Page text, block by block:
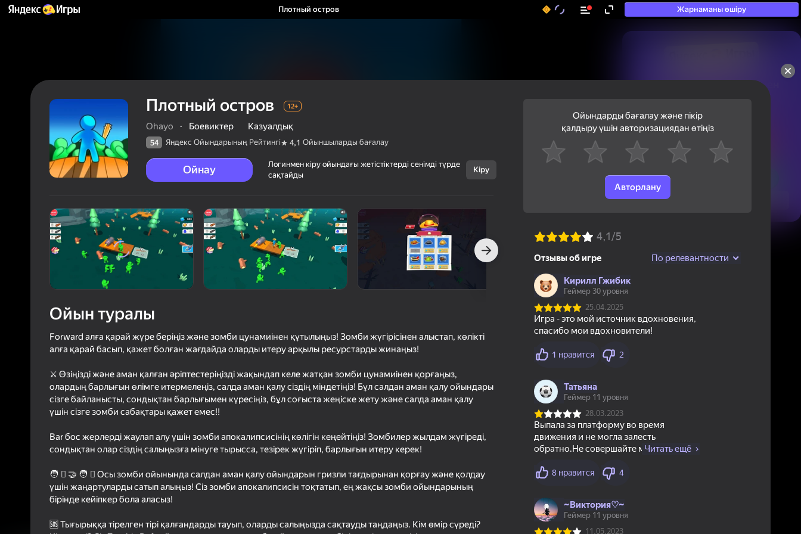
Плотный остров Жарнаманы өшіру
50+ топ ойындар, олармен
Ohayo
Боевиктер
Казуалдық
Яндекс Ойындарының Рейтингі
Ойыншыларды бағалау
Ойнау
Плотный остров 12+
Ohayo · Боевиктер Казуалдық
54 Яндекс Ойындарының Рейтингі 4,1 Ойыншыларды бағалау
Ойнау
Логинмен кіру ойындағы жетістіктерді сенімді түрде
сақтайды
Кіру
Ойын туралы
Forward алға қарай жүре беріңіз және зомби цунамиінен құтылыңыз! Зомби жүгірісінен алыстап, көлікті
алға қарай басып, қажет болған жағдайда оларды итеру арқылы ресурстарды жинаңыз!
⚔️ Өзіңізді және аман қалған әріптестеріңізді жақындап келе жатқан зомби цунамиінен қорғаңыз,
олардың барлығын өлімге итермелеңіз, салда аман қалу сіздің міндетіңіз! Бұл салдан аман қалу ойындары
сізге байланысты, сондықтан барлығымен күресіңіз, бұл соғыста жеңіске жету және салда аман қалу
үшін сізге зомби сабақтары қажет емес!!
Bar️ бос жерлерді жаулап алу үшін зомби апокалипсисінің көлігін кеңейтіңіз! Зомбилер жылдам жүгіреді,
сондықтан олар сіздің салыңызға мінуге тырысса, тезірек жүгіріп, барлығын итеру керек!
🧑 🏻 🤝 🧑 🏻 Осы зомби ойынында салдан аман қалу ойындарын гризли тағдырынан қорғау және қолдау
үшін жаңартуларды сатып алыңыз! Сіз зомби апокалипсисін тоқтатып, ең жақсы зомби ойындарының
бірінде кейіпкер бола аласыз!
🆘 Тығырыққа тірелген тірі қалғандарды тауып, оларды салыңызда сақтауды таңдаңыз. Кім өмір сүреді?
Ойындарды бағалау және пікір
қалдыру үшін авторизациядан өтіңіз
Авторлану